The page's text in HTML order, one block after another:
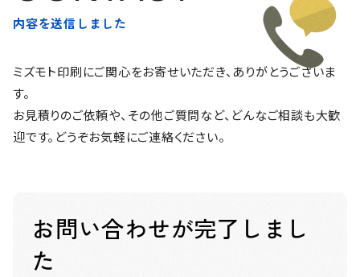
製作実績
お知らせ・ブログ
内容を送信しました
ミズモト印刷にご関心をお寄せいただき、ありがとうございま
す。
お見積りのご依頼や、その他ご質問など、どんなご相談も大歓
迎です。どうぞお気軽にご連絡ください。
お問い合わせが完了しまし
た